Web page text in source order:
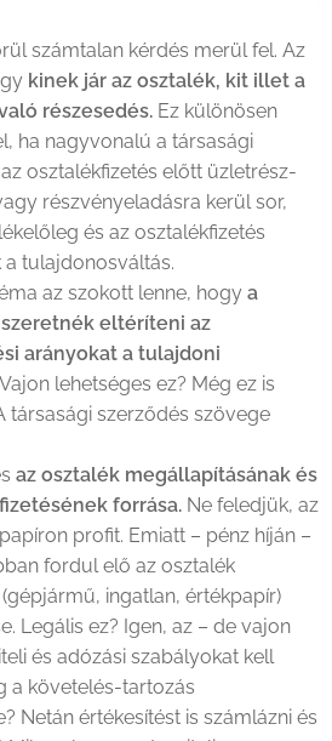
számtalan kérdés merül fel. Az
kinek jár az osztalék, kit illet a
részesedés. Ez különösen
ha nagyvonalú a társasági
osztalékfizetés előtt üzletrész-
részvényeladásra kerül sor,
és az osztalékfizetés
tulajdonosváltás.
az szokott lenne, hogy a
eltéríteni az
arányokat a tulajdoni
Vajon lehetséges ez? Még ez is
társasági szerződés szövege
az osztalék megállapításának és
forrása. Ne feledjük, az
profit. Emiatt – pénz híján –
fordul elő az osztalék
ingatlan, értékpapír)
Legális ez? Igen, az – de vajon
és adózási szabályokat kell
a követelés-tartozás
Netán értékesítést is számlázni és